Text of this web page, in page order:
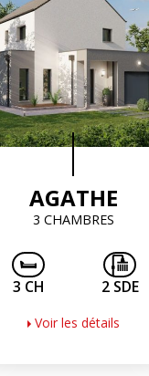
AGATHE
3 CHAMBRES
3 CH 2 SDE
Voir les détails